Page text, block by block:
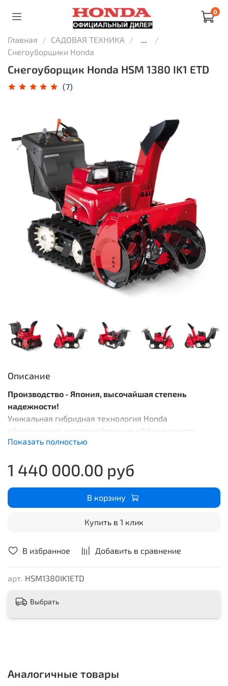
0
Главная САДОВАЯ ТЕХНИКА
...
Снегоуборщики Honda
Снегоуборщик Honda HSM 1380 IK1 ETD
(7)
В избранное Добавить в сравнение
арт. HSM1380IK1ETD
Описание
Производство - Япония, высочайшая степень
надежности!
Уникальная гибридная технология Honda
обеспечивает непревзойденную эффективность
уборки снега, исключительно экономное потребление
среду, меньший уровень шума (до 30% тише) и
вибраций.
Показать полностью
1 440 000.00 руб
В корзину
Купить в 1 клик
Выбрать
Аналогичные товары